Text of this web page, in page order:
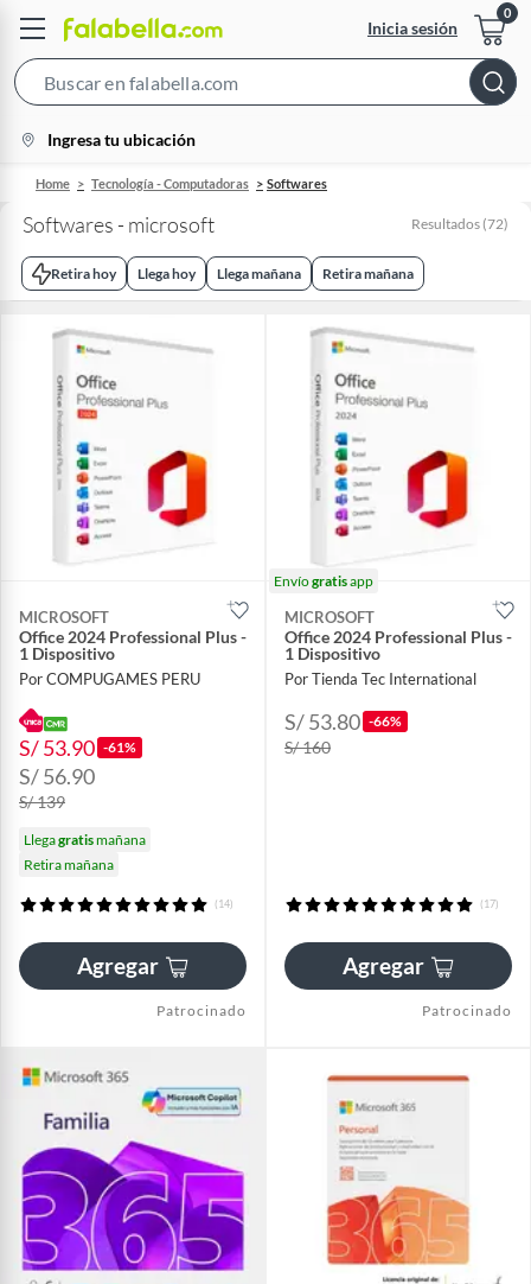
Inicia sesión
Bar
location-
icon
Ingresa tu ubicación
Home Tecnología - Computadoras Softwares
Softwares - microsoft Resultados (72)
Retira hoy Llega hoy Llega mañana Retira mañana
MICROSOFT
Office 2024 Professional Plus -
1 Dispositivo
Por COMPUGAMES PERU
S/ 53.90 -61%
S/ 56.90
S/ 139
Llegagratismañana
Retira mañana
(14)
Agregar
Patrocinado
Envíogratisapp
MICROSOFT
Office 2024 Professional Plus -
1 Dispositivo
Por Tienda Tec International
S/ 53.80 -66%
S/ 160
(17)
Agregar
Patrocinado